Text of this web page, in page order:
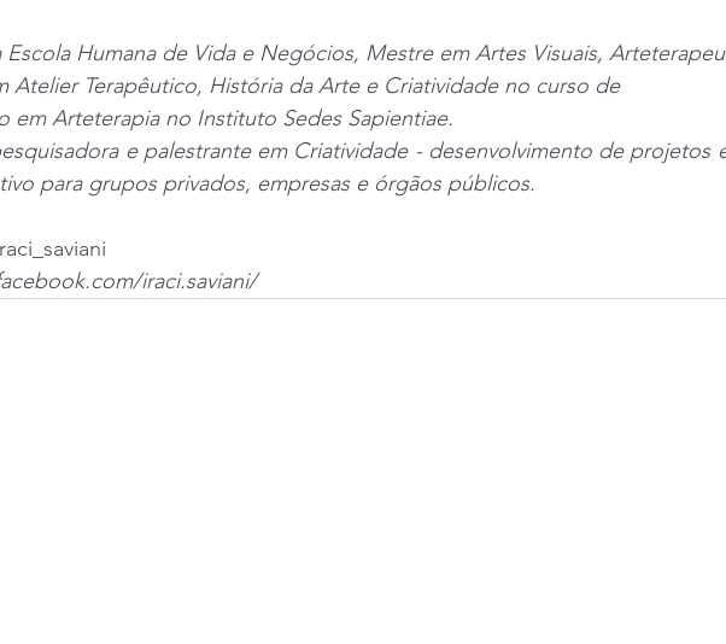
Escola Humana de Vida e Negócios, Mestre em Artes Visuais,
Atelier Terapêutico, História da Arte e Criatividade no curso de
em Arteterapia no Instituto Sedes Sapientiae.
e palestrante em Criatividade - desenvolvimento de projetos
para grupos privados, empresas e órgãos públicos.
iraci.saviani/